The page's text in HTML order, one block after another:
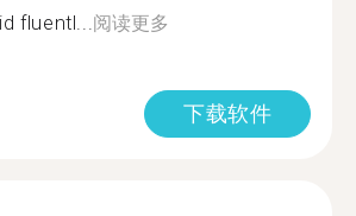
fluentl... 阅读更多
下载软件